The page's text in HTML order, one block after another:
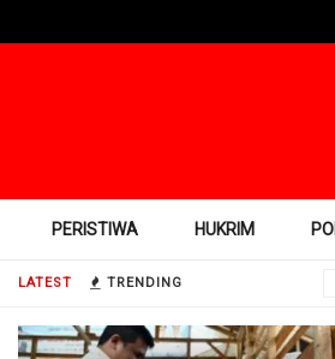
LATEST TRENDING
PERISTIWA HUKRIM